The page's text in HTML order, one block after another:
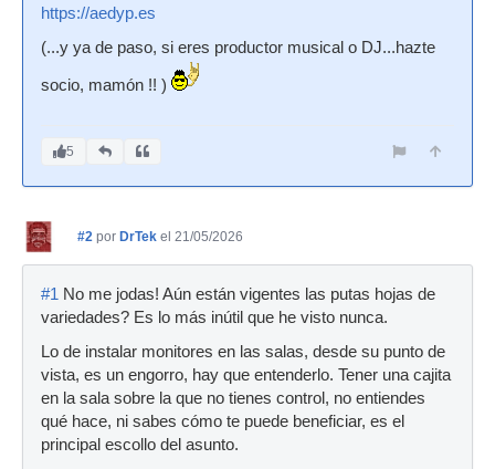
https://aedyp.es
(...y ya de paso, si eres productor musical o DJ...hazte
socio, mamón !! )
5
#2 por DrTek el 21/05/2026
#1 No me jodas! Aún están vigentes las putas hojas de
variedades? Es lo más inútil que he visto nunca.
Lo de instalar monitores en las salas, desde su punto de
vista, es un engorro, hay que entenderlo. Tener una cajita
en la sala sobre la que no tienes control, no entiendes
qué hace, ni sabes cómo te puede beneficiar, es el
principal escollo del asunto.